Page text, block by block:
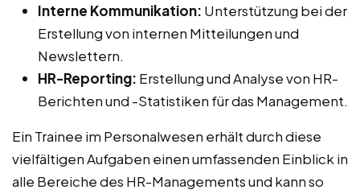
Interne Kommunikation: Unterstützung bei der
Erstellung von internen Mitteilungen und
Newslettern.
HR-Reporting: Erstellung und Analyse von HR-
Berichten und -Statistiken für das Management.
Ein Trainee im Personalwesen erhält durch diese
vielfältigen Aufgaben einen umfassenden Einblick in
alle Bereiche des HR-Managements und kann so